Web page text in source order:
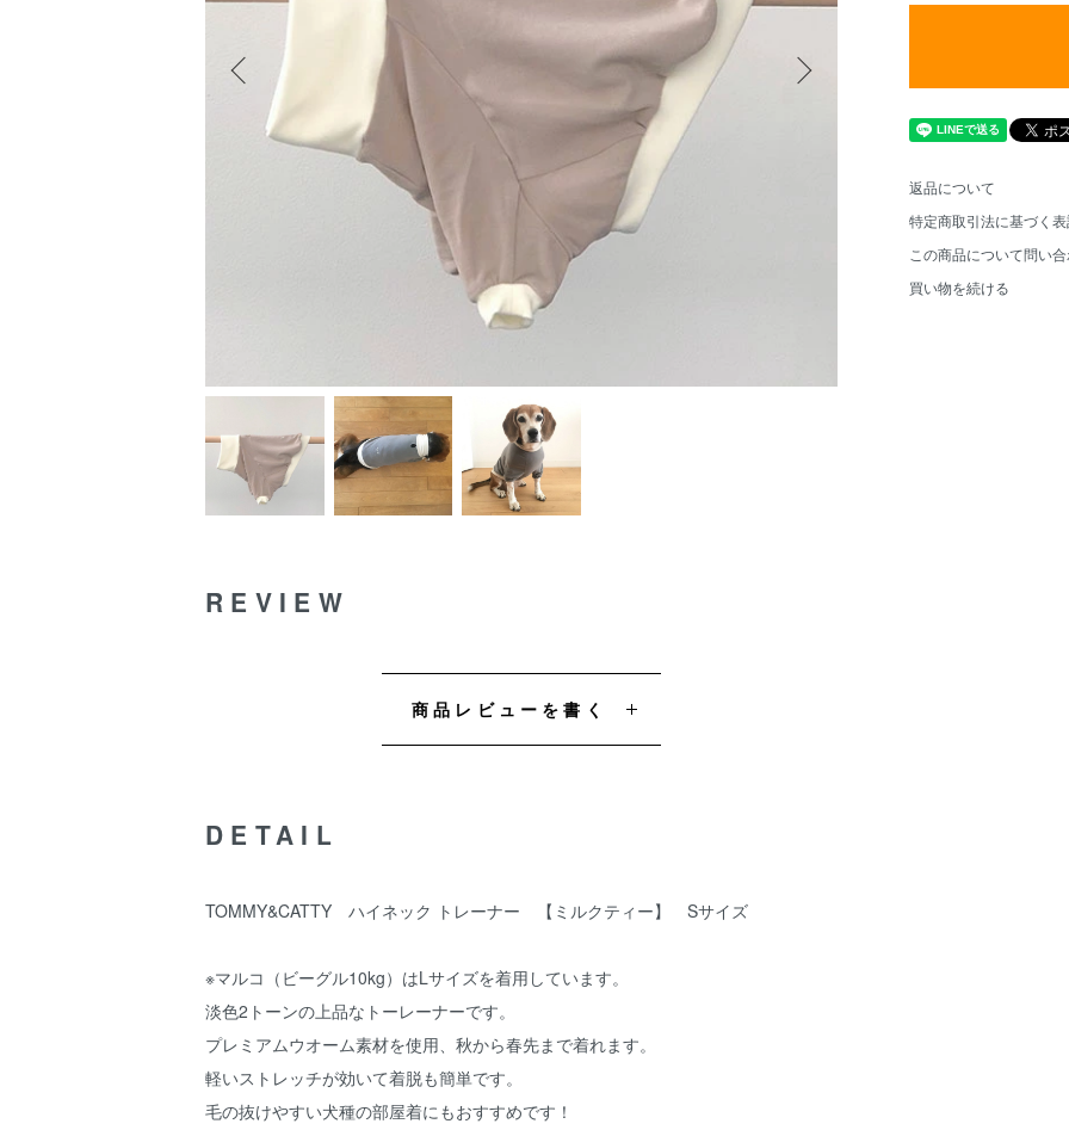
返品について
特定商取引法に基づく
この商品について問い
買い物を続ける
DETAIL
TOMMY&CATTY ハイネック トレーナー 【ミルクティー】 Sサイズ
※マルコ（ビーグル10kg）はLサイズを着用しています。
淡色2トーンの上品なトーレーナーです。
プレミアムウオーム素材を使用、秋から春先まで着れます。
軽いストレッチが効いて着脱も簡単です。
毛の抜けやすい犬種の部屋着にもおすすめです！
REVIEW
商品レビューを書く